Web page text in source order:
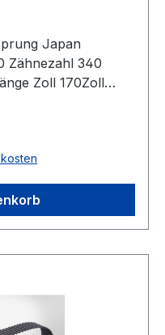
Japan
Zähnezahl 340
Zoll 170Zoll
Glasfaser Norm